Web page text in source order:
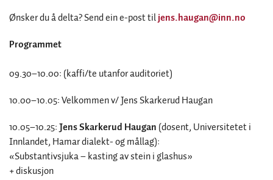
Ønsker du å delta? Send ein e-post tiljens.haugan@inn.no
Programmet
09.30–10.00: (kaffi/te utanfor auditoriet)
10.00–10.05: Velkommen v/ Jens Skarkerud Haugan
10.05–10.25:Jens Skarkerud Haugan (dosent, Universitetet i
Innlandet, Hamar dialekt- og mållag):
«Substantivsjuka – kasting av stein i glashus»
+ diskusjon